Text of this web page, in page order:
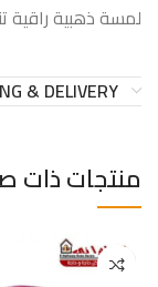
لمسة ذهبية راقية
& DELIVERY
منتجات ذات